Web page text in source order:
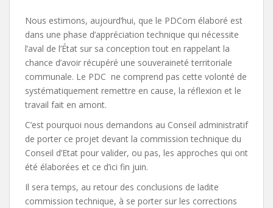
Nous estimons, aujourd’hui, que le PDCom élaboré est
dans une phase d’appréciation technique qui nécessite
l’aval de l’État sur sa conception tout en rappelant la
chance d’avoir récupéré une souveraineté territoriale
communale. Le PDC ne comprend pas cette volonté de
systématiquement remettre en cause, la réflexion et le
travail fait en amont.
C’est pourquoi nous demandons au Conseil administratif
de porter ce projet devant la commission technique du
Conseil d’Etat pour valider, ou pas, les approches qui ont
été élaborées et ce d’ici fin juin.
Il sera temps, au retour des conclusions de ladite
commission technique, à se porter sur les corrections